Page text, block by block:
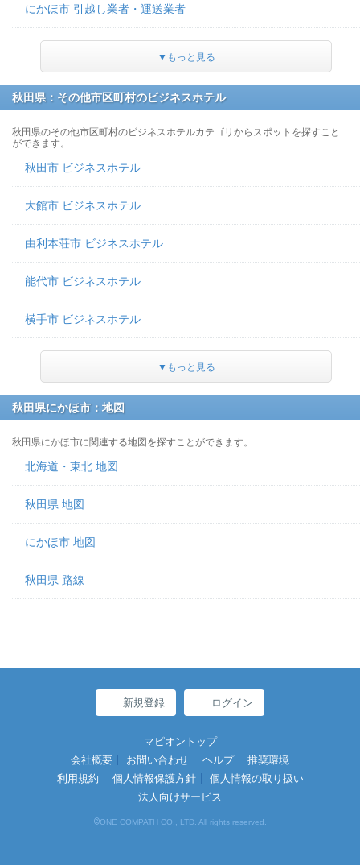
にかほ市 引越し業者・運送業者
▼もっと見る
秋田県：その他市区町村のビジネスホテル
秋田県のその他市区町村のビジネスホテルカテゴリからスポットを探すこと
ができます。
秋田市 ビジネスホテル
大館市 ビジネスホテル
由利本荘市 ビジネスホテル
能代市 ビジネスホテル
横手市 ビジネスホテル
▼もっと見る
秋田県にかほ市：地図
秋田県にかほ市に関連する地図を探すことができます。
北海道・東北 地図
秋田県 地図
にかほ市 地図
秋田県 路線
新規登録 ログイン
マピオントップ
会社概要
お問い合わせ ヘルプ
推奨環境
利用規約
個人情報保護方針
個人情報の取り扱い
法人向けサービス
©ONE COMPATH CO., LTD. All rights reserved.